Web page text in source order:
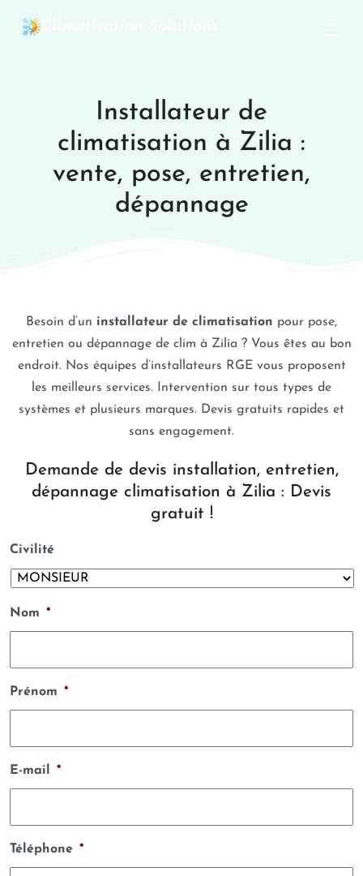
Installateur de
climatisation à Zilia :
vente, pose, entretien,
dépannage
Besoin d’un installateur de climatisation pour pose,
entretien ou dépannage de clim à Zilia ? Vous êtes au bon
endroit. Nos équipes d’installateurs RGE vous proposent
les meilleurs services. Intervention sur tous types de
systèmes et plusieurs marques. Devis gratuits rapides et
sans engagement.
Demande de devis installation, entretien,
dépannage climatisation à Zilia : Devis
gratuit !
Civilité
Nom *
Prénom *
E-mail *
Téléphone *